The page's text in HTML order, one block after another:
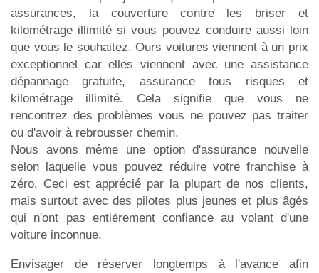
assurances, la couverture contre les briser et
kilométrage illimité si vous pouvez conduire aussi loin
que vous le souhaitez. Ours voitures viennent à un prix
exceptionnel car elles viennent avec une assistance
dépannage gratuite, assurance tous risques et
kilométrage illimité. Cela signifie que vous ne
rencontrez des problèmes vous ne pouvez pas traiter
ou d'avoir à rebrousser chemin.
Nous avons même une option d'assurance nouvelle
selon laquelle vous pouvez réduire votre franchise à
zéro. Ceci est apprécié par la plupart de nos clients,
mais surtout avec des pilotes plus jeunes et plus âgés
qui n'ont pas entièrement confiance au volant d'une
voiture inconnue.
Envisager de réserver longtemps à l'avance afin